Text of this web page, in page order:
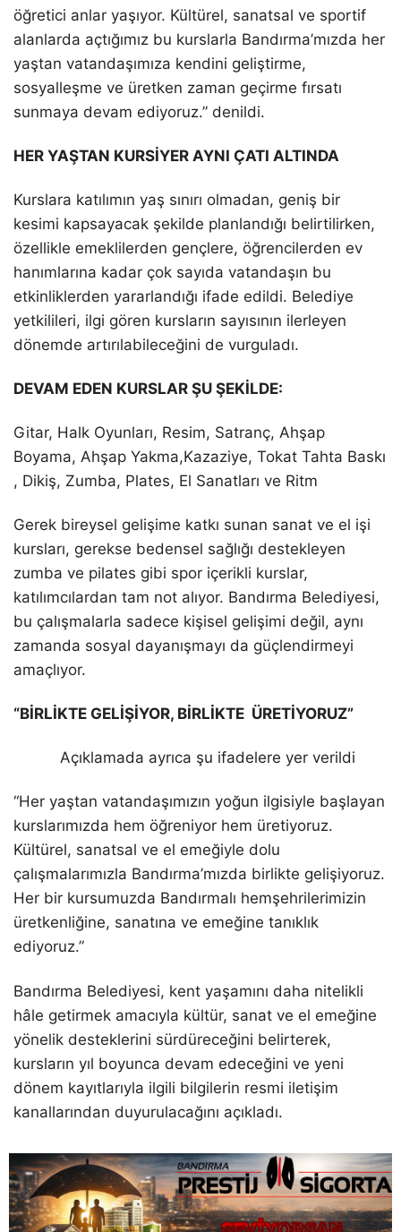
öğretici anlar yaşıyor. Kültürel, sanatsal ve sportif
alanlarda açtığımız bu kurslarla Bandırma’mızda her
yaştan vatandaşımıza kendini geliştirme,
sosyalleşme ve üretken zaman geçirme fırsatı
sunmaya devam ediyoruz.” denildi.
HER YAŞTAN KURSİYER AYNI ÇATI ALTINDA
Kurslara katılımın yaş sınırı olmadan, geniş bir
kesimi kapsayacak şekilde planlandığı belirtilirken,
özellikle emeklilerden gençlere, öğrencilerden ev
hanımlarına kadar çok sayıda vatandaşın bu
etkinliklerden yararlandığı ifade edildi. Belediye
yetkilileri, ilgi gören kursların sayısının ilerleyen
dönemde artırılabileceğini de vurguladı.
DEVAM EDEN KURSLAR ŞU ŞEKİLDE:
Gitar, Halk Oyunları, Resim, Satranç, Ahşap
Boyama, Ahşap Yakma,Kazaziye, Tokat Tahta Baskı
, Dikiş, Zumba, Plates, El Sanatları ve Ritm
Gerek bireysel gelişime katkı sunan sanat ve el işi
kursları, gerekse bedensel sağlığı destekleyen
zumba ve pilates gibi spor içerikli kurslar,
katılımcılardan tam not alıyor. Bandırma Belediyesi,
bu çalışmalarla sadece kişisel gelişimi değil, aynı
zamanda sosyal dayanışmayı da güçlendirmeyi
amaçlıyor.
“BİRLİKTE GELİŞİYOR, BİRLİKTE ÜRETİYORUZ”
Açıklamada ayrıca şu ifadelere yer verildi
“Her yaştan vatandaşımızın yoğun ilgisiyle başlayan
kurslarımızda hem öğreniyor hem üretiyoruz.
Kültürel, sanatsal ve el emeğiyle dolu
çalışmalarımızla Bandırma’mızda birlikte gelişiyoruz.
Her bir kursumuzda Bandırmalı hemşehrilerimizin
üretkenliğine, sanatına ve emeğine tanıklık
ediyoruz.”
Bandırma Belediyesi, kent yaşamını daha nitelikli
hâle getirmek amacıyla kültür, sanat ve el emeğine
yönelik desteklerini sürdüreceğini belirterek,
kursların yıl boyunca devam edeceğini ve yeni
dönem kayıtlarıyla ilgili bilgilerin resmi iletişim
kanallarından duyurulacağını açıkladı.